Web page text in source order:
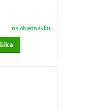
na objednávku